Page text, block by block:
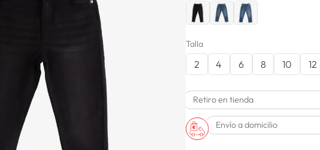
terrex
spiderman
lavadora
Talla
2 4 6 8 10 12
Retiro en tienda
Envío a domicilio